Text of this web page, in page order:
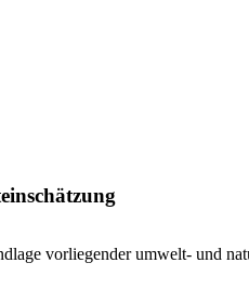
vorliegender umwelt- und